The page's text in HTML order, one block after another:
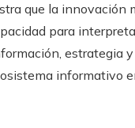
que la
para
estrategia
informativo